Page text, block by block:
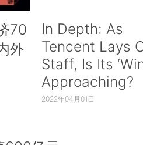
70
外
In Depth: As
Tencent Lays
Staff, Is Its
Approaching?
2022年04月01日